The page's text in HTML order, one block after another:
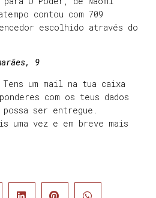
contou com 709
escolhido através do
9
Tens um mail na tua caixa
com os teus dados
ser entregue.
uma vez e em breve mais